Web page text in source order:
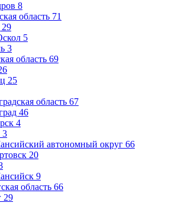
8
область 71
29
5
3
область 69
25
область 67
46
4
3
автономный округ 66
20
9
область 66
29